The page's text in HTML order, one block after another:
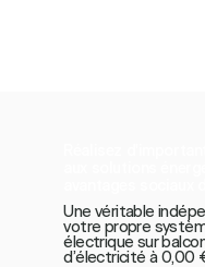
Une véritable
votre propre
électrique sur
d’électricité à 0,00